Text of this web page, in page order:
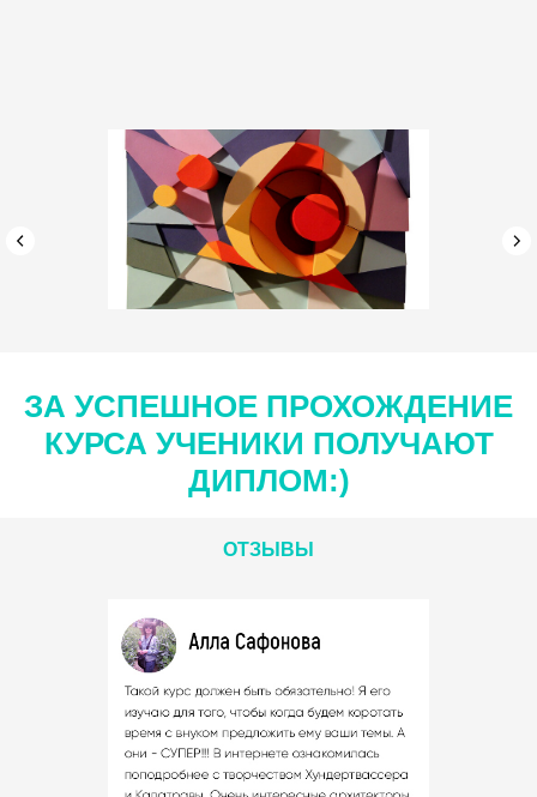
ЗА УСПЕШНОЕ ПРОХОЖДЕНИЕ
КУРСА УЧЕНИКИ ПОЛУЧАЮТ
ДИПЛОМ:)
ОТЗЫВЫ